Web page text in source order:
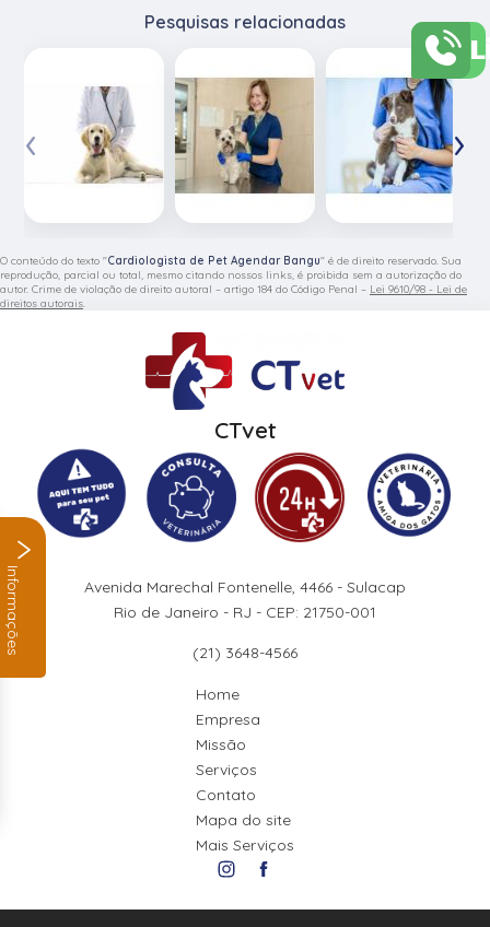
Pesquisas relacionadas
‹ ›
O conteúdo do texto "Cardiologista de Pet Agendar Bangu" é de direito reservado. Sua
reprodução, parcial ou total, mesmo citando nossos links, é proibida sem a autorização do
autor. Crime de violação de direito autoral – artigo 184 do Código Penal – Lei 9610/98 - Lei de
direitos autorais.
CTvet
Avenida Marechal Fontenelle, 4466 - Sulacap
Rio de Janeiro - RJ - CEP: 21750-001
(21) 3648-4566
Home
Empresa
Missão
Serviços
Contato
Mapa do site
Mais Serviços
Informações